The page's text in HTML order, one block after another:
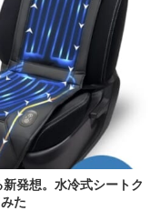
発想。水冷式シートク
た